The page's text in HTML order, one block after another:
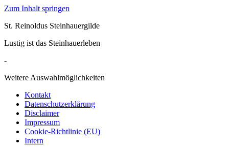
Zum Inhalt springen
St. Reinoldus Steinhauergilde
Lustig ist das Steinhauerleben
-
Weitere Auswahlmöglichkeiten
Kontakt
Datenschutzerklärung
Disclaimer
Impressum
Cookie-Richtlinie (EU)
Intern